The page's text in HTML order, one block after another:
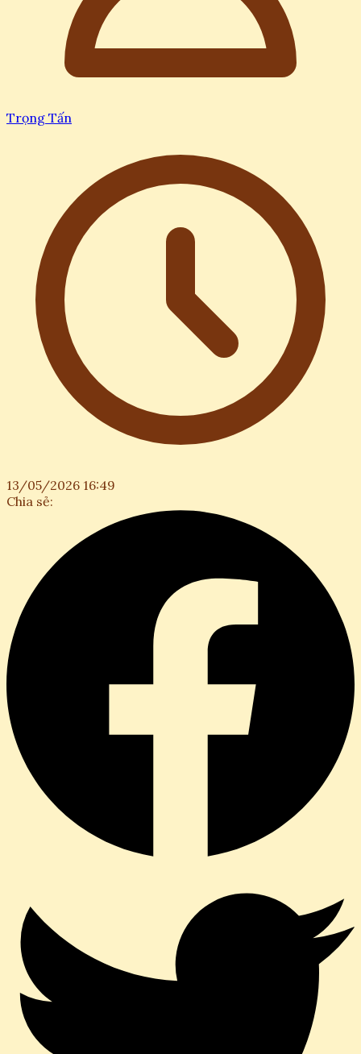
Trọng Tấn
13/05/2026 16:49
Chia sẻ: